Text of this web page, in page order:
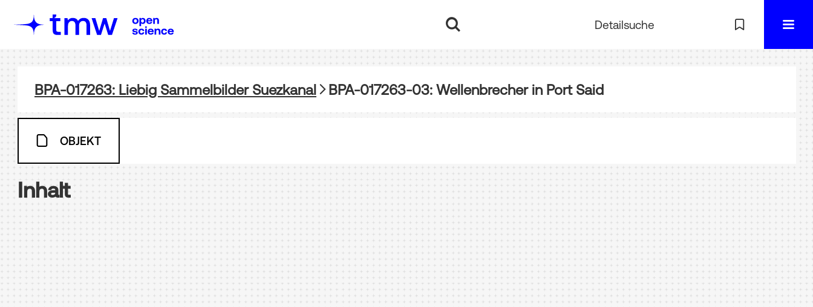
Detailsuche
BPA-017263: Liebig Sammelbilder Suezkanal BPA-017263-03: Wellenbrecher in Port Said
OBJEKT
Inhalt